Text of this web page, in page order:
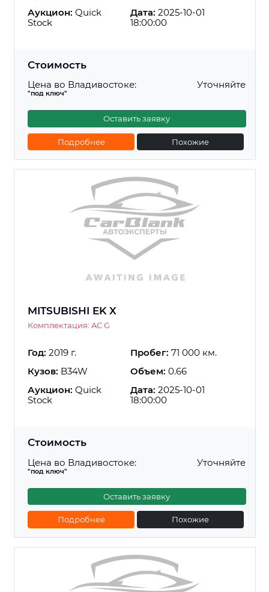
Аукцион: Quick
Stock
Дата: 2025-10-01
18:00:00
Стоимость
Цена во Владивостоке:
"под ключ"
Уточняйте
Оставить заявку
Подробнее Похожие
MITSUBISHI EK X
Комплектация: AC G
Год: 2019 г. Пробег: 71 000 км.
Кузов: B34W Объем: 0.66
Аукцион: Quick
Stock
Дата: 2025-10-01
18:00:00
Стоимость
Цена во Владивостоке:
"под ключ"
Уточняйте
Оставить заявку
Подробнее Похожие